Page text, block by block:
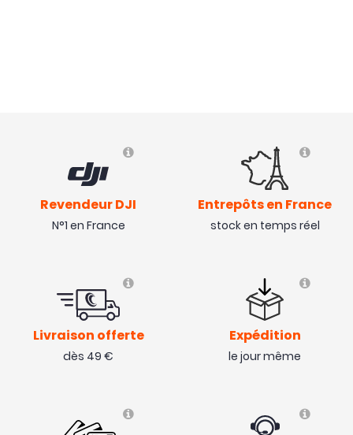
Revendeur DJI
N°1 en France
Entrepôts en France
stock en temps réel
Livraison offerte
dès 49 €
Expédition
le jour même